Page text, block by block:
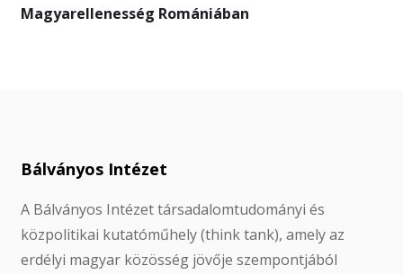
Magyarellenesség Romániában
Bálványos Intézet
A Bálványos Intézet társadalomtudományi és
közpolitikai kutatóműhely (think tank), amely az
erdélyi magyar közösség jövője szempontjából